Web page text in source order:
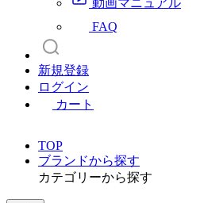
動画マニュアル
FAQ
新規登録
ログイン
カート
TOP
ブランドから探す
カテゴリーから探す